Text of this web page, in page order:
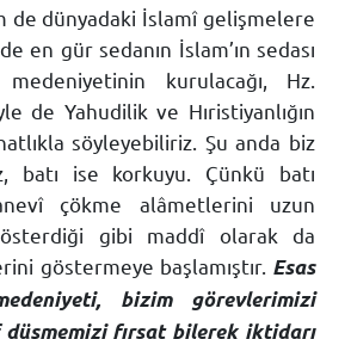
de dünyadaki İslamî gelişmelere
en gür sedanın İslam’ın sedası
kurulacağı, Hz.
de Yahudilik ve Hıristiyanlığın
söyleyebiliriz. Şu anda biz
batı ise korkuyu. Çünkü batı
çökme alâmetlerini uzun
gibi maddî olarak da
göstermeye başlamıştır. Esas
bizim görevlerimizi
düşmemizi fırsat bilerek iktidarı